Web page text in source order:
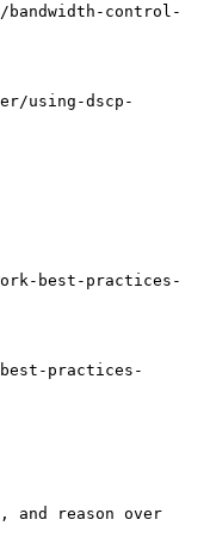
control-
using-dscp-
best-practices-
practices-
and reason over